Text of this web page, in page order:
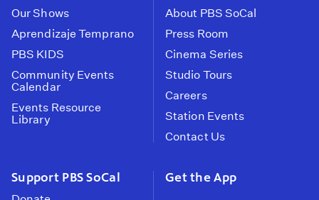
Our Shows
Aprendizaje Temprano
PBS KIDS
Community Events
Calendar
Events Resource
Library
About PBS SoCal
Press Room
Cinema Series
Studio Tours
Careers
Station Events
Contact Us
Support PBS SoCal Get the App